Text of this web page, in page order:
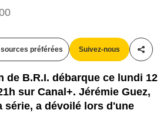
préférées Suivez-nous
de B.R.I. débarque ce lundi 12
sur Canal+. Jérémie Guez,
série, a dévoilé lors d'une